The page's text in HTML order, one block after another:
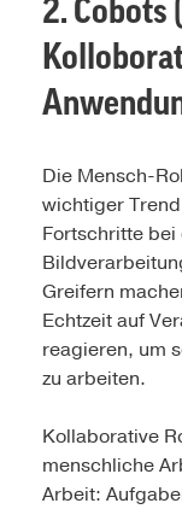
2. Cobots
Die Mensch-
wichtiger
Fortschritte bei
Greifern
Echtzeit auf
reagieren, um
zu arbeiten.
Kollaborative
menschliche
Arbeit: